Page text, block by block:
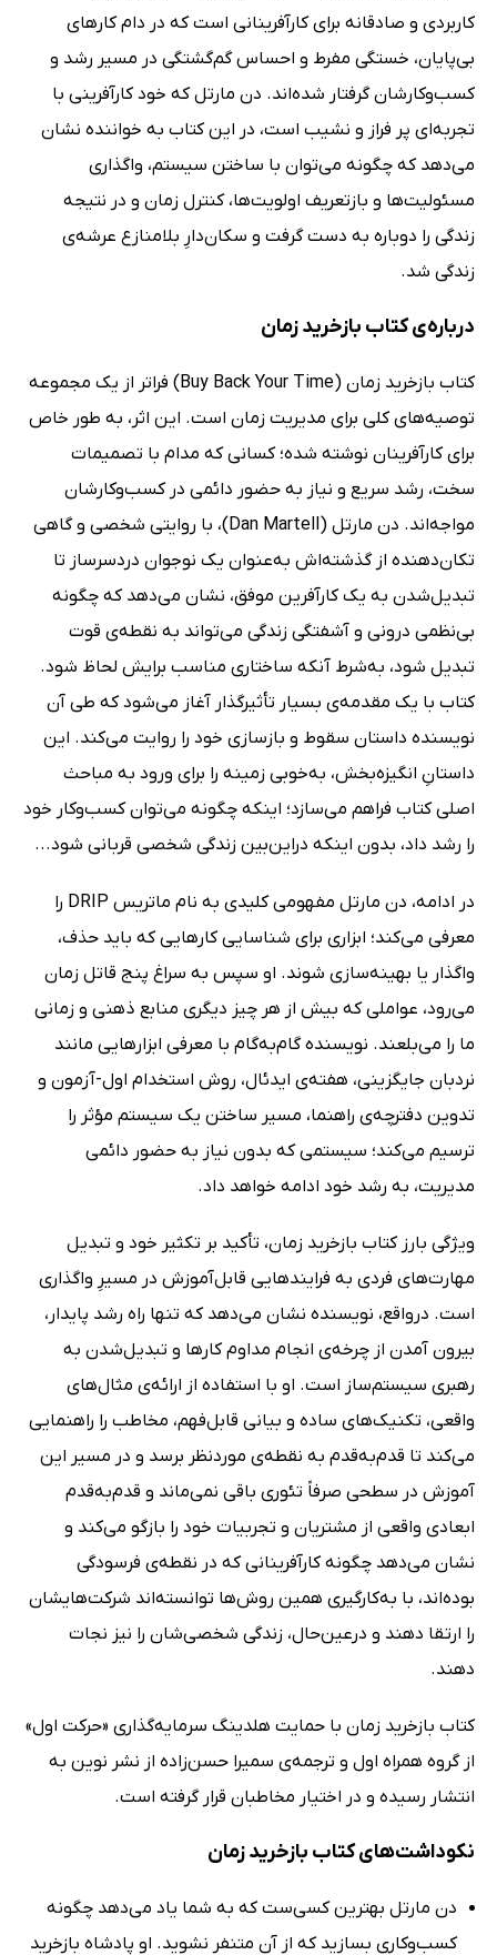
کاربردی و صادقانه برای کارآفرینانی است که در دام کارهای
بی‌پایان، خستگی مفرط و احساس گم‌گشتگی در مسیر رشد و
کسب‌وکارشان گرفتار شده‌اند. دن مارتل که خود کارآفرینی با
تجربه‌ای پر فراز و نشیب است، در این کتاب به خواننده نشان
می‌دهد که چگونه می‌توان با ساختن سیستم، واگذاری
مسئولیت‌ها و بازتعریف اولویت‌ها، کنترل زمان و در نتیجه
زندگی را دوباره به دست گرفت و سکان‌دارِ بلامنازع عرشه‌ی
زندگی شد.
درباره‌ی کتاب بازخرید زمان
کتاب بازخرید زمان (Buy Back Your Time) فراتر از یک مجموعه
توصیه‌های کلی برای مدیریت زمان است. این اثر، به طور خاص
برای کارآفرینان نوشته شده؛ کسانی که مدام با تصمیمات
سخت، رشد سریع و نیاز به حضور دائمی در کسب‌وکارشان
مواجه‌اند. دن مارتل (Dan Martell)، با روایتی شخصی و گاهی
تکان‌دهنده از گذشته‌اش به‌عنوان یک نوجوان دردسرساز تا
تبدیل‌شدن به یک کارآفرین موفق، نشان می‌دهد که چگونه
بی‌نظمی درونی و آشفتگی زندگی می‌تواند به نقطه‌ی قوت
تبدیل شود، به‌شرط آنکه ساختاری مناسب برایش لحاظ شود.
کتاب با یک مقدمه‌ی بسیار تأثیرگذار آغاز می‌شود که طی آن
نویسنده داستان سقوط و بازسازی خود را روایت می‌کند. این
داستانِ انگیزه‌بخش، به‌خوبی زمینه را برای ورود به مباحث
اصلی کتاب فراهم می‌سازد؛ اینکه چگونه می‌توان کسب‌وکار خود
را رشد داد، بدون اینکه دراین‌بین زندگی شخصی قربانی شود...
در ادامه، دن مارتل مفهومی کلیدی به نام ماتریس DRIP را
معرفی می‌کند؛ ابزاری برای شناسایی کارهایی که باید حذف،
واگذار یا بهینه‌سازی شوند. او سپس به سراغ پنج قاتل زمان
می‌رود، عواملی که بیش از هر چیز دیگری منابع ذهنی و زمانی
ما را می‌بلعند. نویسنده گام‌به‌گام با معرفی ابزارهایی مانند
نردبان جایگزینی، هفته‌ی ایدئال، روش استخدام اول-آزمون و
تدوین دفترچه‌ی راهنما، مسیر ساختن یک سیستم مؤثر را
ترسیم می‌کند؛ سیستمی که بدون نیاز به حضور دائمی
مدیریت، به رشد خود ادامه خواهد داد.
ویژگی بارز کتاب بازخرید زمان، تأکید بر تکثیر خود و تبدیل
مهارت‌های فردی به فرایندهایی قابل‌آموزش در مسیرِ واگذاری
است. درواقع، نویسنده نشان می‌دهد که تنها راه رشد پایدار،
بیرون آمدن از چرخه‌ی انجام مداوم کارها و تبدیل‌شدن به
رهبری سیستم‌ساز است. او با استفاده از ارائه‌ی مثال‌های
واقعی، تکنیک‌های ساده و بیانی قابل‌فهم، مخاطب را راهنمایی
می‌کند تا قدم‌به‌قدم به نقطه‌ی موردنظر برسد و در مسیر این
آموزش در سطحی صرفاً تئوری باقی نمی‌ماند و قدم‌به‌قدم
ابعادی واقعی از مشتریان و تجربیات خود را بازگو می‌کند و
نشان می‌دهد چگونه کارآفرینانی که در نقطه‌ی فرسودگی
بوده‌اند، با به‌کارگیری همین روش‌ها توانسته‌اند شرکت‌هایشان
را ارتقا دهند و درعین‌حال، زندگی شخصی‌شان را نیز نجات
دهند.
کتاب بازخرید زمان با حمایت هلدینگ سرمایه‌گذاری «حرکت اول»
از گروه همراه اول و ترجمه‌ی سمیرا حسن‌زاده از نشر نوین به
انتشار رسیده و در اختیار مخاطبان قرار گرفته است.
نکوداشت‌های کتاب بازخرید زمان
دن مارتل بهترین کسی‌ست که به شما یاد می‌دهد چگونه
کسب‌وکاری بسازید که از آن متنفر نشوید. او پادشاه بازخرید